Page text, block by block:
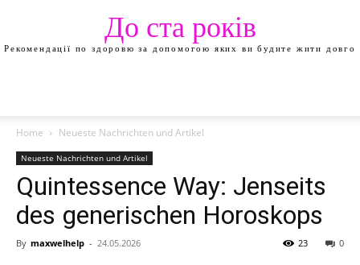
До ста років
Рекомендації по здоровю за допомогою яких ви будите жити довго
Home Neueste Nachrichten und Artikel
Neueste Nachrichten und Artikel
Quintessence Way: Jenseits
des generischen Horoskops
By maxwelhelp - 24.05.2026 0
23